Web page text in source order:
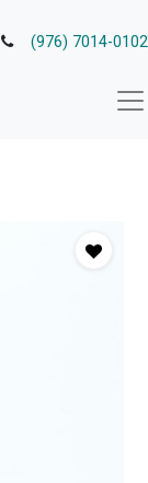
(976) 7014-0102